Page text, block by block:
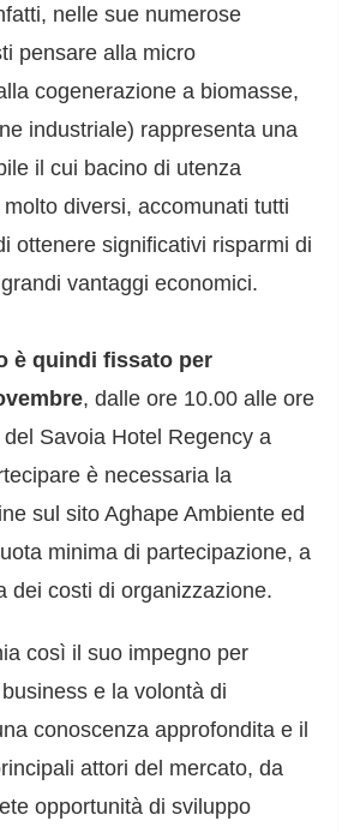
nelle sue numerose
pensare alla micro
cogenerazione a biomasse,
industriale) rappresenta una
il cui bacino di utenza
diversi, accomunati tutti
ottenere significativi risparmi di
vantaggi economici.
è quindi fissato per
, dalle ore 10.00 alle ore
Savoia Hotel Regency a
è necessaria la
sul sito Aghape Ambiente ed
minima di partecipazione, a
dei costi di organizzazione.
così il suo impegno per
e la volontà di
conoscenza approfondita e il
attori del mercato, da
opportunità di sviluppo